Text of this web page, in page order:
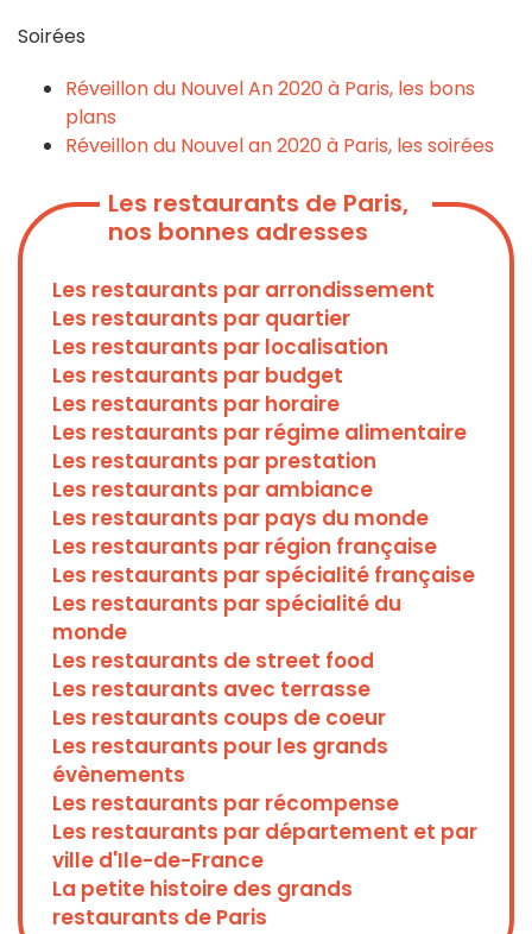
Soirées
Réveillon du Nouvel An 2020 à Paris, les bons
plans
Réveillon du Nouvel an 2020 à Paris, les soirées
Les restaurants de Paris,
nos bonnes adresses
Les restaurants par arrondissement
Les restaurants par quartier
Les restaurants par localisation
Les restaurants par budget
Les restaurants par horaire
Les restaurants par régime alimentaire
Les restaurants par prestation
Les restaurants par ambiance
Les restaurants par pays du monde
Les restaurants par région française
Les restaurants par spécialité française
Les restaurants par spécialité du
monde
Les restaurants de street food
Les restaurants avec terrasse
Les restaurants coups de coeur
Les restaurants pour les grands
évènements
Les restaurants par récompense
Les restaurants par département et par
ville d'Ile-de-France
La petite histoire des grands
restaurants de Paris